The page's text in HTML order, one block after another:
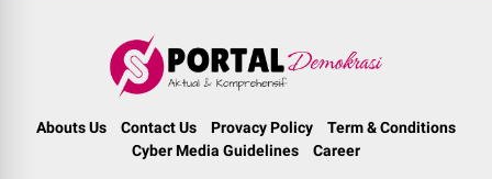
Abouts Us Contact Us Provacy Policy
Term & Conditions
Cyber Media Guidelines
Career